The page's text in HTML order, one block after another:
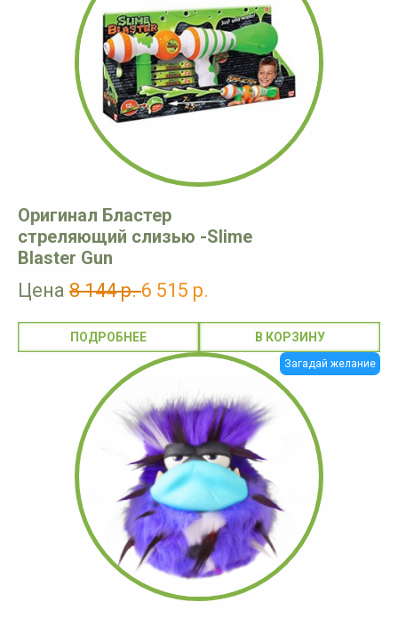
Оригинал Бластер
стреляющий слизью -Slime
Blaster Gun
Цена 8 144 р.6 515 р.
ПОДРОБНЕЕ
Загадай желание